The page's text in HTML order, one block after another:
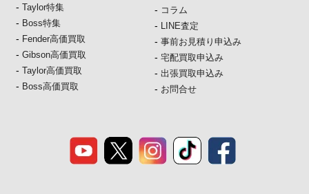
-Taylor特集
- Boss特集
- Fender高価買取
-Gibson高価買取
-Taylor高価買取
- Boss高価買取
- コラム
- LINE査定
- 事前お見積り申込み
- 宅配買取申込み
- 出張買取申込み
- お問合せ